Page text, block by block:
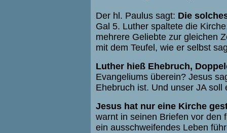
Der hl. Paulus sagt: Die
Gal 5. Luther spaltete die
mehrere Geliebte zur gleichen
mit dem Teufel, wie er selbst
Luther hieß Ehebruch,
Evangeliums überein? Jesus
Ehebruch ist. Und unser JA soll
Jesus hat nur eine Kirche
warnt in seinen Briefen vor den
ein ausschweifendes Leben